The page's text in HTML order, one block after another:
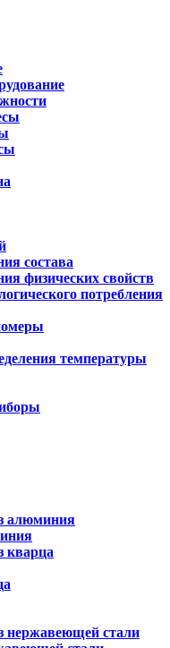
состава
физических свойств
потребления
температуры
алюминия
кварца
нержавеющей стали